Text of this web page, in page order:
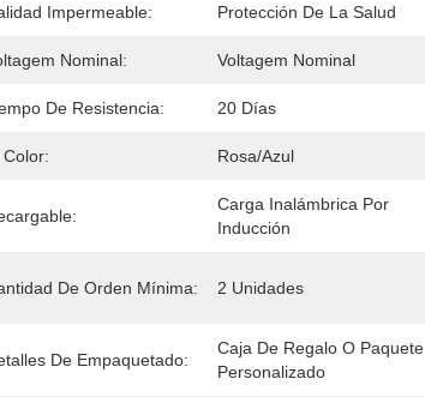
Impermeable: Protección De La Salud
Nominal: Voltagem Nominal
De Resistencia: 20 Días
Color: Rosa/azul
Carga Inalámbrica Por
Inducción
De Orden Mínima: 2 Unidades
De Empaquetado:
Caja De Regalo O Paquete
Personalizado